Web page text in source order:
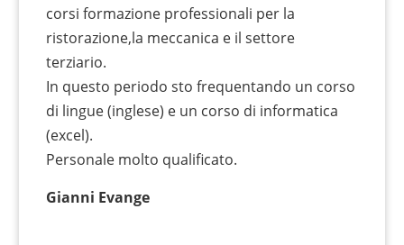
corsi formazione professionali per la
ristorazione,la meccanica e il settore
terziario.
In questo periodo sto frequentando un corso
di lingue (inglese) e un corso di informatica
(excel).
Personale molto qualificato.
Gianni Evange